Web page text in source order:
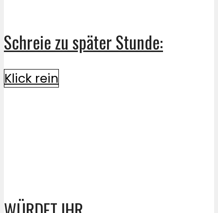
Schreie zu später Stunde:
Klick rein